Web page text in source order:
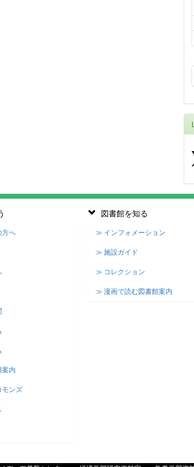
へ
内
ンズ
図書館を知る
≫ インフォメーション
≫ 施設ガイド
≫ コレクション
≫ 漫画で読む図書館案内